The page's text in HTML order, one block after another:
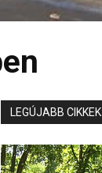
LEGÚJABB CIKKEK